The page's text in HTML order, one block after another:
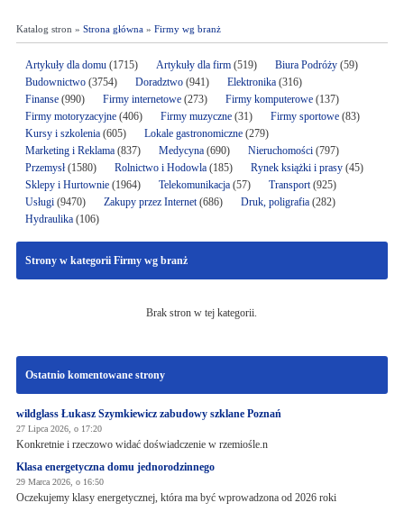
Katalog stron » Strona główna» Firmy wg branż
Artykuły dla domu(1715) Artykuły dla firm(519) Biura Podróży(59)
Budownictwo(3754) Doradztwo(941) Elektronika (316)
Finanse(990) Firmy internetowe (273) Firmy komputerowe(137)
Firmy motoryzacyjne(406) Firmy muzyczne(31) Firmy sportowe(83)
Kursy i szkolenia(605) Lokale gastronomiczne(279)
Marketing i Reklama(837) Medycyna(690) Nieruchomości(797)
Przemysł(1580) Rolnictwo i Hodowla(185) Rynek książki i prasy(45)
Sklepy i Hurtownie(1964) Telekomunikacja(57) Transport(925)
Usługi(9470) Zakupy przez Internet(686) Druk, poligrafia(282)
Hydraulika(106)
Strony w kategorii Firmy wg branż
Brak stron w tej kategorii.
Ostatnio komentowane strony
wildglass Łukasz Szymkiewicz zabudowy szklane Poznań
27 Lipca 2026, o 17:20
Konkretnie i rzeczowo widać doświadczenie w rzemiośle.n
Klasa energetyczna domu jednorodzinnego
29 Marca 2026, o 16:50
Oczekujemy klasy energetycznej, która ma być wprowadzona od 2026 roki